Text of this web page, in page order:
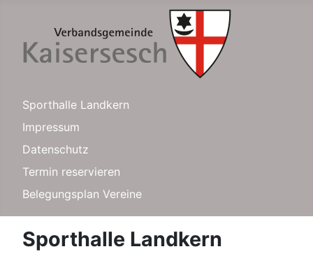
Sporthalle Landkern
Impressum
Datenschutz
Termin reservieren
Belegungsplan Vereine
Sporthalle Landkern